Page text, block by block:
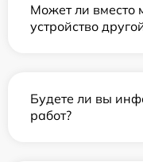
Может ли вместо
устройство
Будете ли вы
работ?